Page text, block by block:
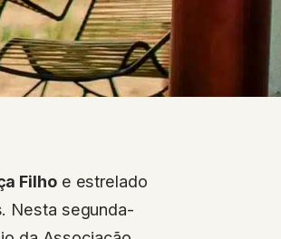
Filhoe estrelado
Nesta segunda-